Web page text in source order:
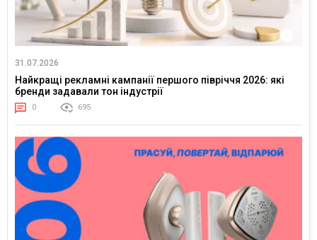
31.07.2026
Найкращі рекламні кампанії першого півріччя 2026: які
бренди задавали тон індустрії
0 695